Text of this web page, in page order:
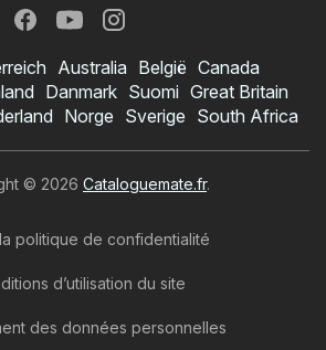
Australia België Canada
Danmark Suomi Great Britain
Norge Sverige South Africa
© 2026 Cataloguemate.fr.
politique de confidentialité
d’utilisation du site
des données personnelles